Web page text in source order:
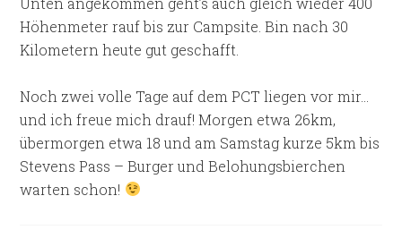
Höhenmeter rauf bis zur Campsite. Bin nach 30
Kilometern heute gut geschafft.
Noch zwei volle Tage auf dem PCT liegen vor mir…
und ich freue mich drauf! Morgen etwa 26km,
übermorgen etwa 18 und am Samstag kurze 5km bis
Stevens Pass – Burger und Belohungsbierchen
warten schon!